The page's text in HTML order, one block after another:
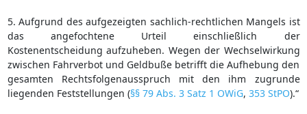
5. Aufgrund des aufgezeigten sachlich-rechtlichen Mangels ist
das angefochtene Urteil einschließlich der
Kostenentscheidung aufzuheben. Wegen der Wechselwirkung
zwischen Fahrverbot und Geldbuße betrifft die Aufhebung den
gesamten Rechtsfolgenausspruch mit den ihm zugrunde
liegenden Feststellungen (§§ 79 Abs. 3 Satz 1 OWiG, 353 StPO).“